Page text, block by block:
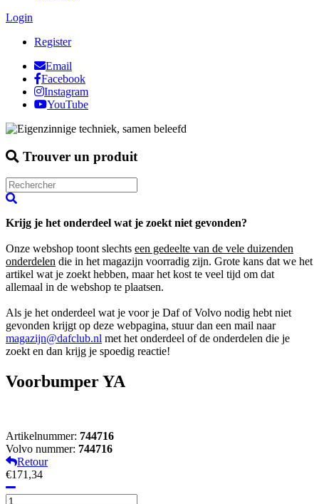
Login
Register
Email
Facebook
Instagram
YouTube
Trouver un produit
Krijg je het onderdeel wat je zoekt niet gevonden?
Onze webshop toont slechts een gedeelte van de vele duizenden
onderdelen die in het magazijn voorradig zijn. Grote kans dat we het
artikel wat je zoekt hebben, maar het kost te veel tijd om dat
allemaal in de webshop te plaatsen.
Als je het onderdeel wat je voor je Daf of Volvo nodig hebt niet
gevonden krijgt op deze webpagina, stuur dan een mail naar
magazijn@dafclub.nl met het onderdeel of de onderdelen die je
zoekt en dan krijg je spoedig reactie!
Voorbumper YA
Artikelnummer: 744716
Volvo nummer: 744716
Retour
€171,34